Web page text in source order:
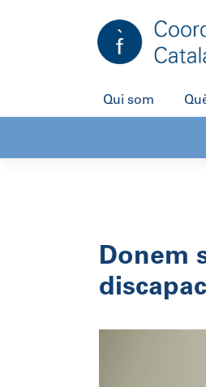
Qui som
Donem